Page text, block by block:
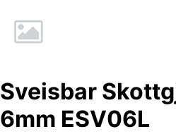
Sveisbar
6mm ESV06L